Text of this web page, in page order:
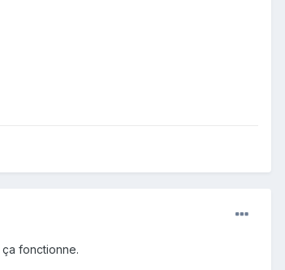
fonctionne.